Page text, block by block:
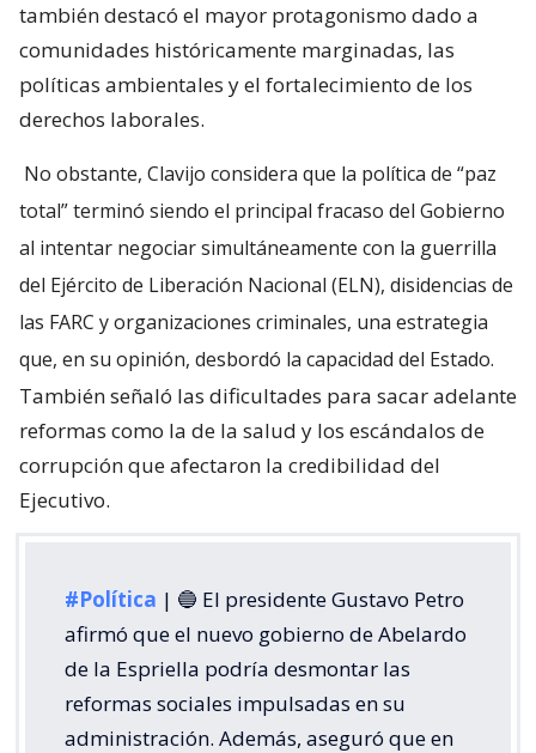
también destacó el mayor protagonismo dado a
comunidades históricamente marginadas, las
políticas ambientales y el fortalecimiento de los
derechos laborales.
No obstante, Clavijo considera que la política de “paz
total” terminó siendo el principal fracaso del Gobierno
al intentar negociar simultáneamente con la guerrilla
del Ejército de Liberación Nacional (ELN), disidencias de
las FARC y organizaciones criminales, una estrategia
que, en su opinión, desbordó la capacidad del Estado.
También señaló las dificultades para sacar adelante
reformas como la de la salud y los escándalos de
corrupción que afectaron la credibilidad del
Ejecutivo.
#Política | 🔵 El presidente Gustavo Petro
afirmó que el nuevo gobierno de Abelardo
de la Espriella podría desmontar las
reformas sociales impulsadas en su
administración. Además, aseguró que en